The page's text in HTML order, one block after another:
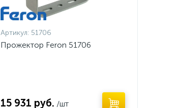
Артикул: 51706
Прожектор Feron 51706
15 931 руб. /шт